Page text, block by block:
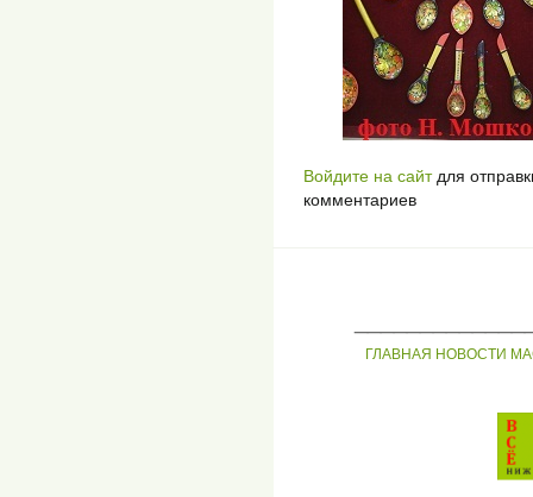
Войдите на сайтдля
комментариев
ГЛАВНАЯ НОВОСТИ